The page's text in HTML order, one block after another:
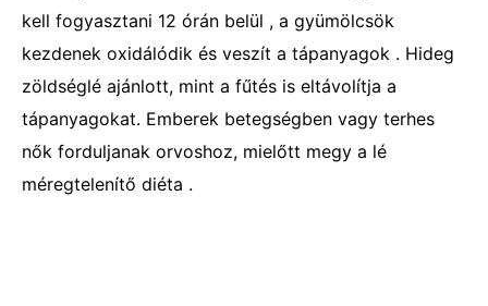
kell fogyasztani 12 órán belül , a gyümölcsök
kezdenek oxidálódik és veszít a tápanyagok . Hideg
zöldséglé ajánlott, mint a fűtés is eltávolítja a
tápanyagokat. Emberek betegségben vagy terhes
nők forduljanak orvoshoz, mielőtt megy a lé
méregtelenítő diéta .